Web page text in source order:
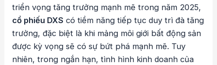
triển vọng tăng trưởng mạnh mẽ trong năm 2025,
cổ phiếu DXS có tiềm năng tiếp tục duy trì đà tăng
trưởng, đặc biệt là khi mảng môi giới bất động sản
được kỳ vọng sẽ có sự bứt phá mạnh mẽ. Tuy
nhiên, trong ngắn hạn, tình hình kinh doanh của